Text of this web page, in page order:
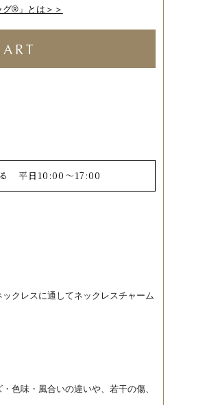
®︎」とは＞＞
平日10:00～17:00
クレスに通してネックレスチャーム
色味・風合いの違いや、若干の傷、